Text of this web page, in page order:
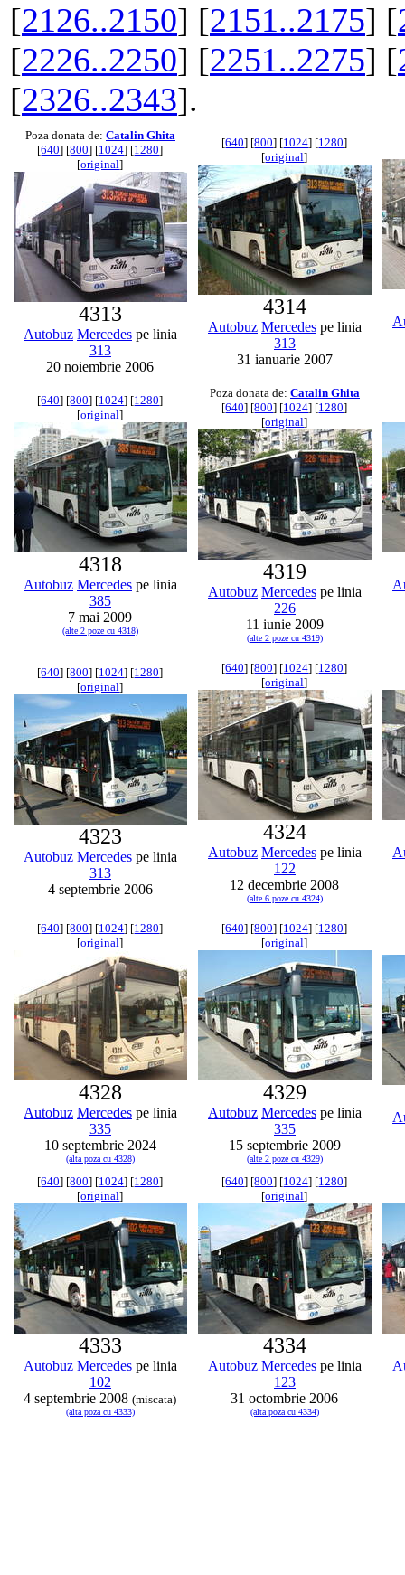
[2126..2150] [2151..2175] [
[2226..2250] [2251..2275] [
[2326..2343].
Poza donata de: Catalin Ghita
[640] [800] [1024] [1280]
[original]
4313
Autobuz Mercedes pe linia
313
20 noiembrie 2006
[640] [800] [1024] [1280]
[original]
4314
Autobuz Mercedes pe linia
313
31 ianuarie 2007
[640] [800] [1024] [1280]
[original]
4318
Autobuz Mercedes pe linia
385
7 mai 2009
(alte 2 poze cu 4318)
Poza donata de: Catalin Ghita
[640] [800] [1024] [1280]
[original]
4319
Autobuz Mercedes pe linia
226
11 iunie 2009
(alte 2 poze cu 4319)
[640] [800] [1024] [1280]
[original]
4323
Autobuz Mercedes pe linia
313
4 septembrie 2006
[640] [800] [1024] [1280]
[original]
4324
Autobuz Mercedes pe linia
122
12 decembrie 2008
(alte 6 poze cu 4324)
[640] [800] [1024] [1280]
[original]
4328
Autobuz Mercedes pe linia
335
10 septembrie 2024
(alta poza cu 4328)
[640] [800] [1024] [1280]
[original]
4329
Autobuz Mercedes pe linia
335
15 septembrie 2009
(alte 2 poze cu 4329)
[640] [800] [1024] [1280]
[original]
4333
Autobuz Mercedes pe linia
102
4 septembrie 2008(miscata)
(alta poza cu 4333)
[640] [800] [1024] [1280]
[original]
4334
Autobuz Mercedes pe linia
123
31 octombrie 2006
(alta poza cu 4334)